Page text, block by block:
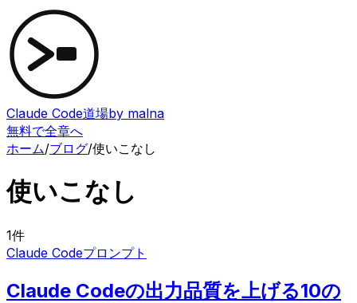
Claude Code道場by malna
無料で全章へ
ホーム/ブログ/使いこなし
使いこなし
1件
Claude Codeプロンプト
Claude Codeの出力品質を上げる10の